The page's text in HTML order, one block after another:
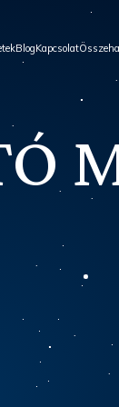
BlogKapcsolat